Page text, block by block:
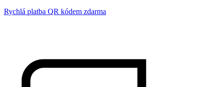
Rychlá platba QR kódem zdarma